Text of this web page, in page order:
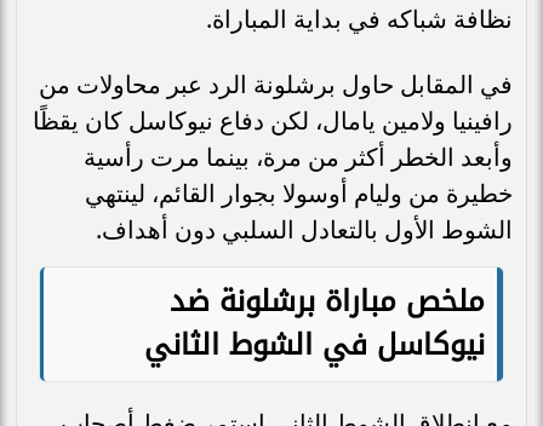
نظافة شباكه في بداية المباراة.
في المقابل حاول برشلونة الرد عبر محاولات من
رافينيا ولامين يامال، لكن دفاع نيوكاسل كان يقظًا
وأبعد الخطر أكثر من مرة، بينما مرت رأسية
خطيرة من وليام أوسولا بجوار القائم، لينتهي
الشوط الأول بالتعادل السلبي دون أهداف.
ملخص مباراة برشلونة ضد
نيوكاسل في الشوط الثاني